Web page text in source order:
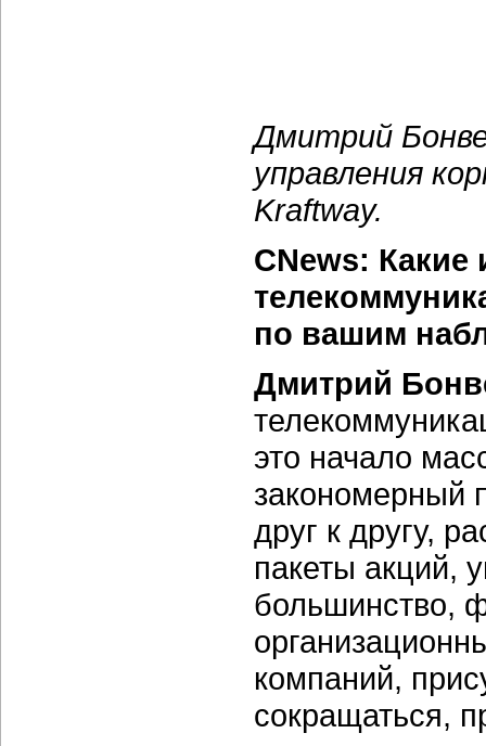
Дмитрий
управления
Kraftway.
CNews:
по вашим
Дмитрий
это начало
закономерный
друг к другу,
пакеты акций,
большинство,
компаний,
сокращаться,